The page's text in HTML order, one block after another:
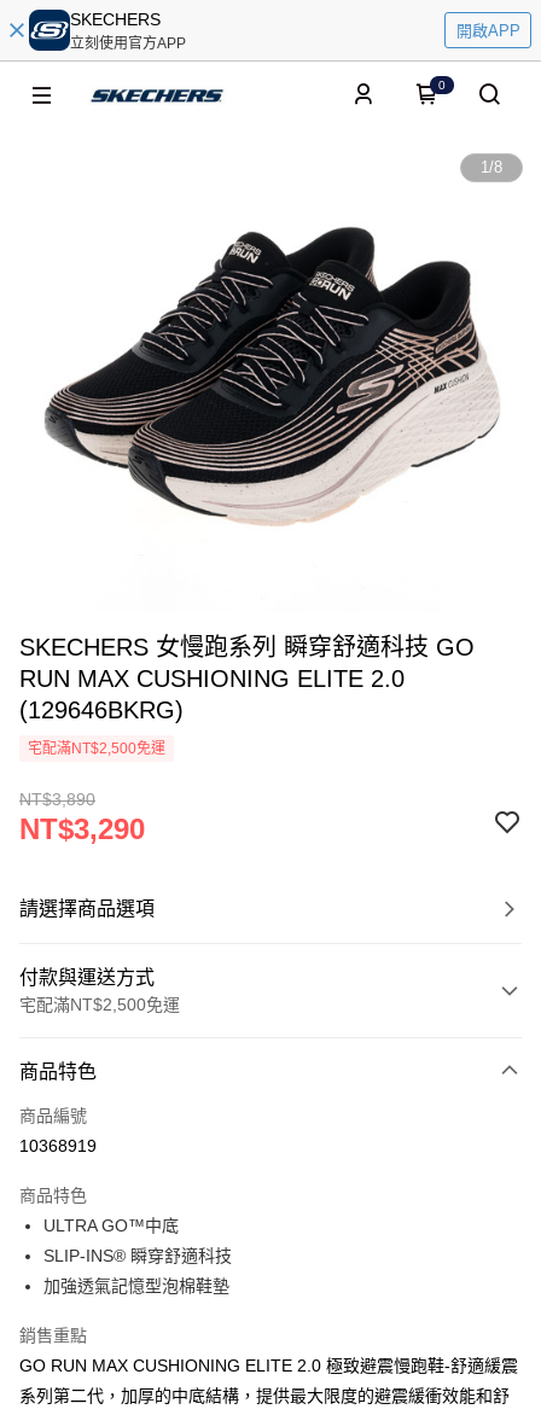
SKECHERS
立刻使用官方APP
開啟APP
0
1/8
SKECHERS 女慢跑系列 瞬穿舒適科技 GO
RUN MAX CUSHIONING ELITE 2.0
(129646BKRG)
宅配滿NT$2,500免運
NT$3,890
NT$3,290
請選擇商品選項
付款與運送方式
宅配滿NT$2,500免運
信用卡一次付款
LINE Pay
相關說明
【大哥付你分期使用說明】
1.本服務由台灣大哥大提供，台灣大哥大用戶可立即使用無須另外申請。
2.付款方式選擇「大哥付你分期」，訂單成立後會自動跳轉到大哥付的交易
流程，驗證手機門號後，選擇欲分期的期數、繳款截止日，確認付款後即完
3.實際核准額度、可分期數及費用金額請依後續交易確認頁面所載為準。
4.訂單成立30分鐘內，如未前往確認交易或遇審核未通過，訂單將自動取
消。如遇「轉專審核」未通過狀況，表示未達大哥付你分期系統評分，恕無
法說明評估內容。
ATM付款
宅配
商品特色
商品編號
10368919
商品特色
ULTRA GO™中底
SLIP-INS® 瞬穿舒適科技
加強透氣記憶型泡棉鞋墊
銷售重點
GO RUN MAX CUSHIONING ELITE 2.0 極致避震慢跑鞋-舒適緩震
系列第二代，加厚的中底結構，提供最大限度的避震緩衝效能和舒